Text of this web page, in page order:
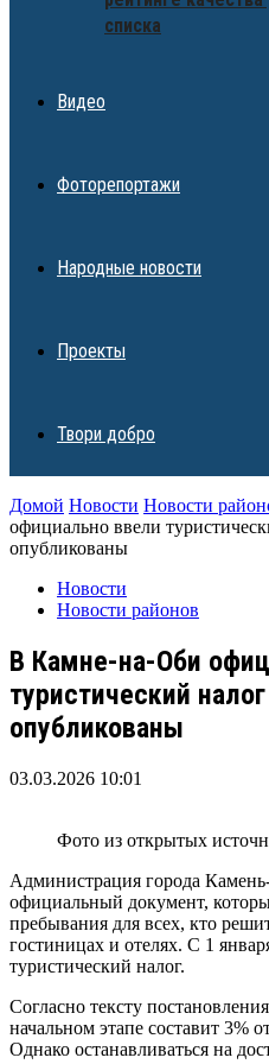
списка
Видео
Фоторепортажи
Народные новости
Проекты
Твори добро
Домой Новости Новости
официально ввели
опубликованы
Новости
Новости районов
В Камне-на-Оби
туристический
опубликованы
03.03.2026 10:01
Фото из открытых
Администрация города
официальный документ,
пребывания для всех, кто
гостиницах и отелях. С 1
туристический налог.
Согласно тексту
начальном этапе составит 3%
Однако останавливаться на